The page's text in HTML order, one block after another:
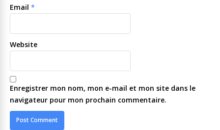
Email *
Website
Enregistrer mon nom, mon e-mail et mon site dans le
navigateur pour mon prochain commentaire.